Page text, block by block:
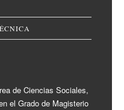
de Ciencias Sociales,
el Grado de Magisterio